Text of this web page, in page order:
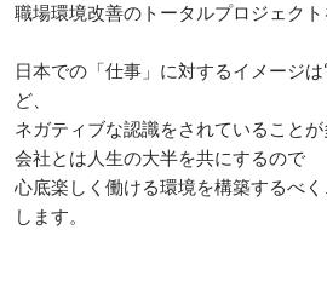
職場環境改善のトータルプロジェク
日本での「仕事」に対するイメージは
ど、
ネガティブな認識をされていることが
会社とは人生の大半を共にするので
心底楽しく働ける環境を構築するべ
します。